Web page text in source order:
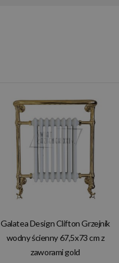
Galatea Design Clifton Grzejnik
wodny ścienny 67,5x73 cm z
zaworami gold